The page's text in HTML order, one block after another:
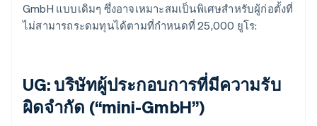
GmbH แบบเดิมๆ ซึ่งอาจเหมาะสมเป็นพิเศษสำหรับผู้ก่อตั้งที่
ไม่สามารถระดมทุนได้ตามที่กำหนดที่ 25,000 ยูโร:
UG: บริษัทผู้ประกอบการที่มีความรับ
ผิดจำกัด (“mini-GmbH”)